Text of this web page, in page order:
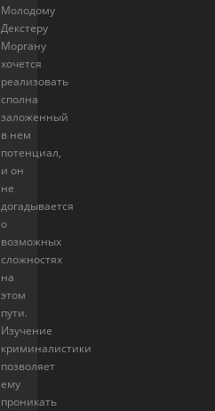
Молодому
Декстеру
Моргану
хочется
реализовать
сполна
заложенный
в нем
потенциал,
и он
не
догадывается
о
возможных
сложностях
на
этом
пути.
Изучение
криминалистики
позволяет
ему
проникать